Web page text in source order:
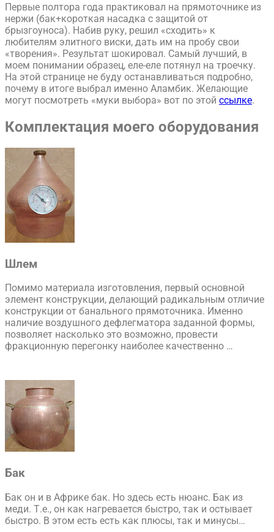
Первые полтора года практиковал на прямоточнике из
нержи (бак+короткая насадка с защитой от
брызгоуноса). Набив руку, решил «сходить» к
любителям элитного виски, дать им на пробу свои
«творения». Результат шокировал. Самый лучший, в
моем понимании образец, еле-еле потянул на троечку.
На этой странице не буду останавливаться подробно,
почему в итоге выбрал именно Аламбик. Желающие
могут посмотреть «муки выбора» вот по этой ссылке.
Комплектация моего оборудования
Шлем
Помимо материала изготовления, первый основной
элемент конструкции, делающий радикальным отличие
конструкции от банального прямоточника. Именно
наличие воздушного дефлегматора заданной формы,
позволяет насколько это возможно, провести
фракционную перегонку наиболее качественно …
Бак
Бак он и в Африке бак. Но здесь есть нюанс. Бак из
меди. Т.е., он как нагревается быстро, так и остывает
быстро. В этом есть есть как плюсы, так и минусы…